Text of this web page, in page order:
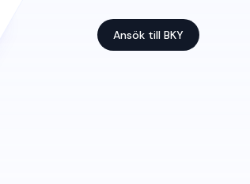
Ansök till BKY